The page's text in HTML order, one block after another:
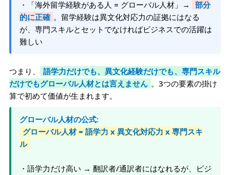
・「海外留学経験がある人 = グローバル人材」→
部分
的に正確 。留学経験は異文化対応力の証拠にはなる
が、専門スキルとセットでなければビジネスでの活躍は
難しい
つまり、
語学力だけでも、異文化経験だけでも、専門スキル
だけでもグローバル人材とは言えません 。3つの要素の掛け
算で初めて価値が生まれます。
グローバル人材の公式:
グローバル人材 = 語学力 x 異文化対応力 x 専門スキ
ル
・語学力だけ高い → 翻訳者/通訳者にはなれるが、ビジ